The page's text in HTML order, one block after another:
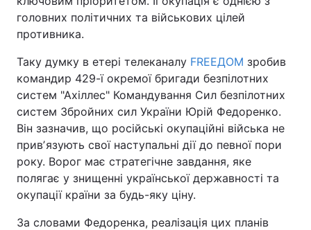
головних політичних та військових цілей
противника.
Таку думку в етері телеканалу FREEДOM зробив
командир 429-ї окремої бригади безпілотних
систем "Ахіллес" Командування Сил безпілотних
систем Збройних сил України Юрій Федоренко.
Він зазначив, що російські окупаційні війська не
привʼязують свої наступальні дії до певної пори
року. Ворог має стратегічне завдання, яке
полягає у знищенні української державності та
окупації країни за будь-яку ціну.
За словами Федоренка, реалізація цих планів